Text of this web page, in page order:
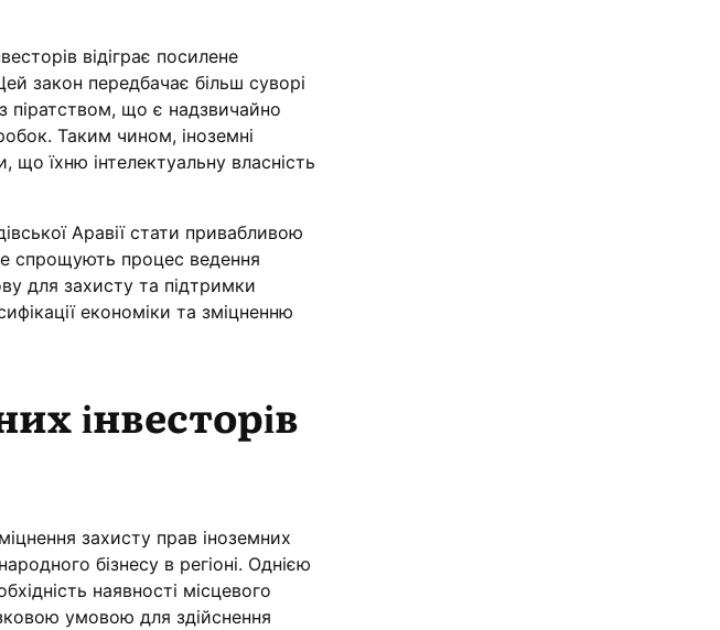
відіграє посилене
закон передбачає більш суворі
піратством, що є надзвичайно
Таким чином, іноземні
їхню інтелектуальну власність
Аравії стати привабливою
спрощують процес ведення
для захисту та підтримки
економіки та зміцненню
інвесторів
захисту прав іноземних
бізнесу в регіоні. Однією
наявності місцевого
умовою для здійснення